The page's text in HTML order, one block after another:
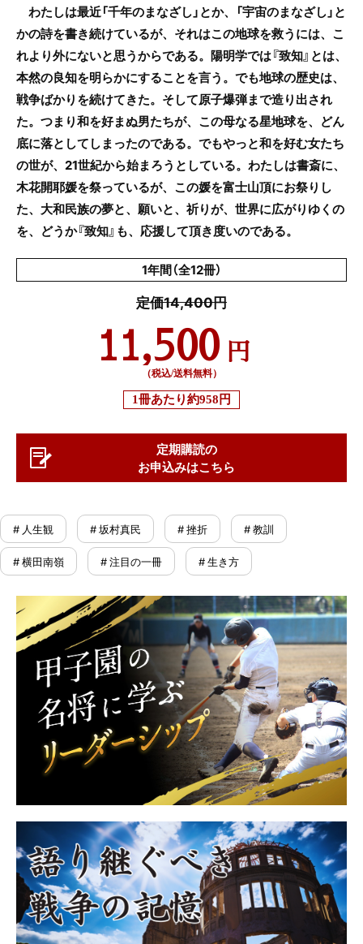
わたしは最近「千年のまなざし」とか、「宇宙のまなざし」と
かの詩を書き続けているが、それはこの地球を救うには、こ
れより外にないと思うからである。陽明学では『致知』とは、
本然の良知を明らかにすることを言う。でも地球の歴史は、
戦争ばかりを続けてきた。そして原子爆弾まで造り出され
た。つまり和を好まぬ男たちが、この母なる星地球を、どん
底に落としてしまったのである。でもやっと和を好む女たち
の世が、21世紀から始まろうとしている。わたしは書斎に、
木花開耶媛を祭っているが、この媛を富士山頂にお祭りし
た、大和民族の夢と、願いと、祈りが、世界に広がりゆくの
を、どうか『致知』も、応援して頂き度いのである。
1年間（全12冊）
定価14,400円
11,500 円
（税込/送料無料）
1冊あたり約958円
定期購読の
お申込みはこちら
# 人生観 # 坂村真民 # 挫折 # 教訓
# 横田南嶺 # 注目の一冊 # 生き方